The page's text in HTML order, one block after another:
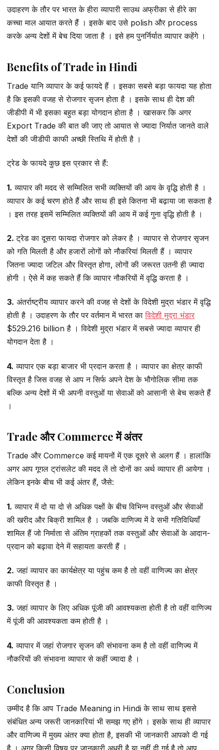
उदाहरण के तौर पर भारत के हीरा व्यापारी साउथ अफ्रीका से हीरे का
कच्चा माल आयात करते हैं । इसके बाद उसे polish और process
करके अन्य देशों में बेच दिया जाता है । इसे हम पुनर्निर्यात व्यापार कहेंगे ।
Benefits of Trade in Hindi
Trade यानि व्यापार के कई फायदे हैं । इसका सबसे बड़ा फायदा यह होता
है कि इसकी वजह से रोजगार सृजन होता है । इसके साथ ही देश की
जीडीपी में भी इसका बहुत बड़ा योगदान होता है । खासकर कि अगर
Export Trade की बात की जाए तो आयात से ज्यादा निर्यात जानते वाले
देशों की जीडीपी काफी अच्छी स्तिथि में होती है ।
ट्रेड के फायदे कुछ इस प्रकार से हैं:
1. व्यापार की मदद से सम्मिलित सभी व्यक्तियों की आय के वृद्धि होती है ।
व्यापार के कई चरण होते हैं और साथ ही इसे कितना भी बढ़ाया जा सकता है
। इस तरह इसमें सम्मिलित व्यक्तियों की आय में कई गुना वृद्धि होती है ।
2.ट्रेड का दूसरा फायदा रोजगार को लेकर है । व्यापार से रोजगार सृजन
को गति मिलती है और हजारों लोगों को नौकरियां मिलती हैं । व्यापार
जितना ज्यादा जटिल और विस्तृत होगा, लोगों की जरूरत उतनी ही ज्यादा
होगी । ऐसे में कह सकते हैं कि व्यापार नौकरियों में वृद्धि करता है ।
3. अंतर्राष्ट्रीय व्यापार करने की वजह से देशों के विदेशी मुद्रा भंडार में वृद्धि
होती है । उदाहरण के तौर पर वर्तमान में भारत काविदेशी मुद्रा भंडार
$529.216 billion है । विदेशी मुद्रा भंडार में सबसे ज्यादा व्यापार ही
योगदान देता है ।
4. व्यापार एक बड़ा बाजार भी प्रदान करता है । व्यापार का क्षेत्र काफी
विस्तृत है जिस वजह से आप न सिर्फ अपने देश के भौगोलिक सीमा तक
बल्कि अन्य देशों में भी अपनी वस्तुओं या सेवाओं को आसानी से बेच सकते हैं
।
Trade और Commerce में अंतर
Trade और Commerce कई मायनों में एक दूसरे से अलग हैं । हालांकि
अगर आप गूगल ट्रांसलेट की मदद लें तो दोनों का अर्थ व्यापार ही आयेगा ।
लेकिन इनके बीच भी कई अंतर हैं, जैसे:
1. व्यापार में दो या दो से अधिक पक्षों के बीच विभिन्न वस्तुओं और सेवाओं
की खरीद और बिक्री शामिल है । जबकि वाणिज्य में वे सभी गतिविधियाँ
शामिल हैं जो निर्माता से अंतिम ग्राहकों तक वस्तुओं और सेवाओं के आदान-
प्रदान को बढ़ावा देने में सहायता करती हैं ।
2. जहां व्यापार का कार्यक्षेत्र या पहुंच कम है तो वहीं वाणिज्य का क्षेत्र
काफी विस्तृत है ।
3. जहां व्यापार के लिए अधिक पूंजी की आवश्यकता होती है तो वहीं वाणिज्य
में पूंजी की आवश्यकता कम होती है ।
4. व्यापार में जहां रोजगार सृजन की संभावना कम है तो वहीं वाणिज्य में
नौकरियों की संभावना व्यापार से कहीं ज्यादा है ।
Conclusion
उम्मीद है कि आप Trade Meaning in Hindi के साथ साथ इससे
संबंधित अन्य जरूरी जानकारियां भी समझ गए होंगे । इसके साथ ही व्यापार
और वाणिज्य में मुख्य अंतर क्या होता है, इसकी भी जानकारी आपको दी गई